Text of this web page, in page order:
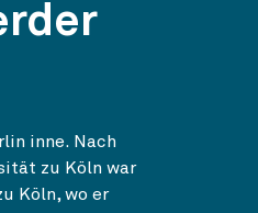
inne. Nach
zu Köln war
Köln, wo er